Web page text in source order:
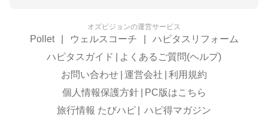
オズビジョンの運営サービス
Pollet ウェルスコーチ
ハピタスリフォーム
ハピタスガイド
よくあるご質問(ヘルプ)
お問い合わせ 運営会社
利用規約
個人情報保護方針
PC版はこちら
旅行情報 たびハピ
ハピ得マガジン